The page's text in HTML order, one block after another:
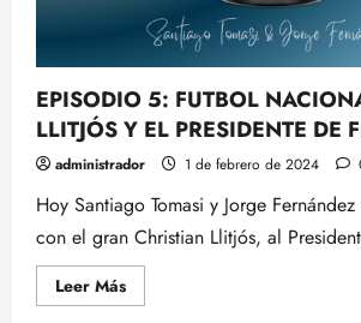
EPISODIO 5: FUTBOL
LLITJÓS Y EL PRESIDENTE DE
administrador 1 de febrero de 2024
Hoy Santiago Tomasi y Jorge
con el gran Christian Llitjós, al
Leer MásLeer
más